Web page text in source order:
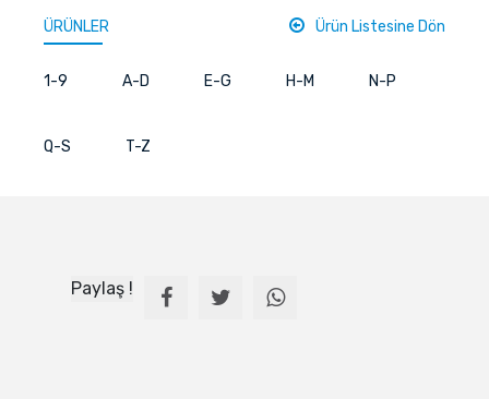
ÜRÜNLER Ürün Listesine Dön
1-9 A-D E-G H-M N-P
Q-S T-Z
Paylaş !